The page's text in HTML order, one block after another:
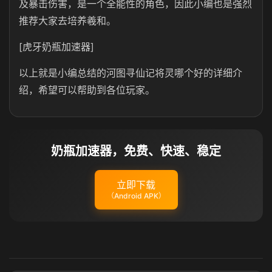
及暴击伤害，是一个全能性的角色，因此小编也是强烈
推荐大家去培养羲和。
[虎牙奶瓶加速器]
以上就是小编总结的河图寻仙记将灵哪个好的详细介
绍，希望可以帮助到各位玩家。
奶瓶加速器，免费、快速、稳定
立即下载
（Android APK）